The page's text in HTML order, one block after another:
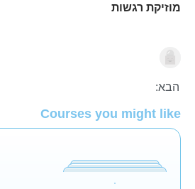
מוזיקת רגשות
מוסיקה
הבא:
Courses you might like